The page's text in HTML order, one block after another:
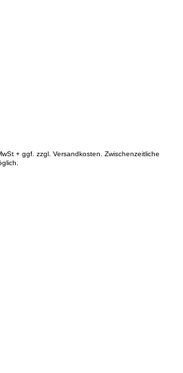
+ ggf. zzgl. Versandkosten. Zwischenzeitliche